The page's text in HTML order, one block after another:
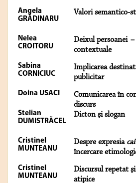
Angela
GRĂDINARU
Valori semantico-
Nelea
CROITORU
Deixul persoanei
contextuale
Sabina
CORNICIUC
Implicarea
publicitar
Doina USACI
Comunicarea în
discurs
Stelian
DUMISTRĂCEL
Dicton şi slogan
Cristinel
MUNTEANU
Despre expresia
încercare
Cristinel
MUNTEANU
Discursul repetat
atipice